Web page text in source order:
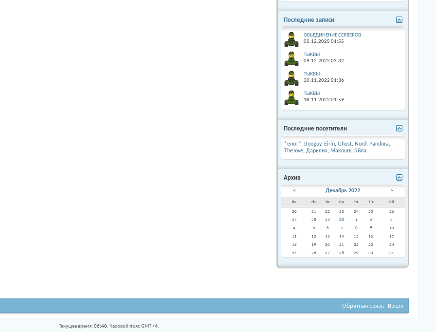
Последние записи
ОБЬЕДИНЕНИЕ СЕРВЕРОВ
05.12.2025 01:55
ТЫКВЫ
09.12.2022 03:32
ТЫКВЫ
30.11.2022 01:36
ТЫКВЫ
18.11.2022 01:59
Последние посетители
*енот*, Booguy, Eirin, Ghost, Nord, Pandora,
TheJove, Дарьяна, Макошъ, Эйла
Архив
< Декабрь 2022 >
Вс Пн Вт Ср Чт Пт Сб
20 21 22 23 24 25
26
27
28 29 30 1 2
3
4
5 6 7 8 9
10
11
12 13 14 15 16
17
18
19 20 21 22 23
24
25
26 27 28 29 30 31
Обратная связь Вверх
Текущее время: 06:40. Часовой пояс GMT +4.